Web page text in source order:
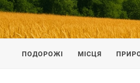
ПОДОРОЖI ПО УКРАЇНІ
ПОДОРОЖІ МІСЦЯ